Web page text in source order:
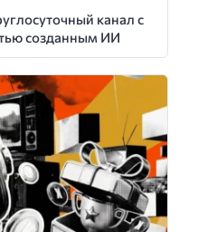
канал с
созданным ИИ